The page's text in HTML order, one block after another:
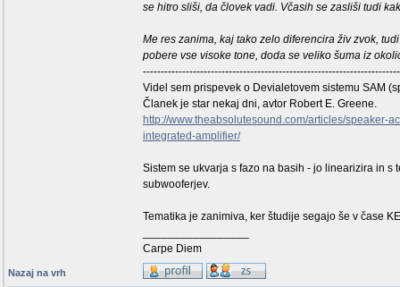
se hitro sliši, da človek vadi. Včasih se zasliši tudi
Me res zanima, kaj tako zelo diferencira živ zvok,
pobere vse visoke tone, doda se veliko šuma iz
Videl sem prispevek o Devialetovem sistemu SAM
Članek je star nekaj dni, avtor Robert E. Greene.
http://www.theabsolutesound.com/articles/speaker-
integrated-amplifier/
Sistem se ukvarja s fazo na basih - jo linearizira in
subwooferjev.
Tematika je zanimiva, ker študije segajo še v čase
Carpe Diem
Nazaj na vrh